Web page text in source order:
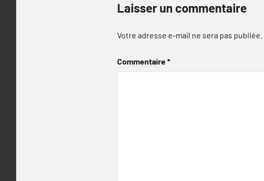
Laisser un commentaire
Votre adresse e-mail ne sera pas publiée.
Commentaire*